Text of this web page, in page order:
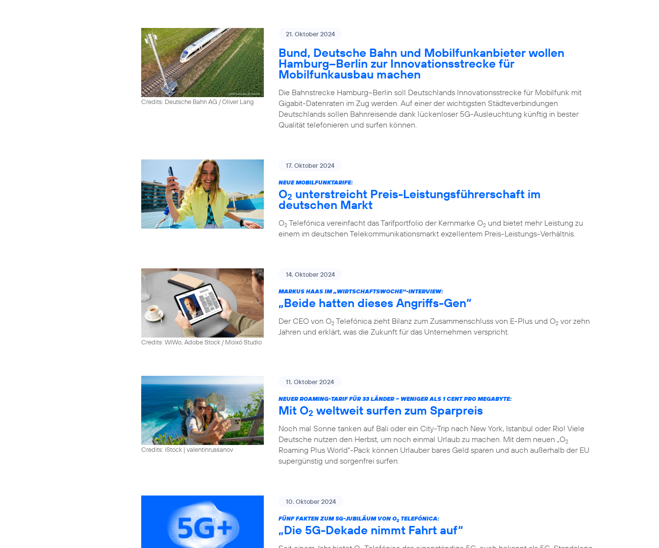
Credits: Deutsche Bahn AG / Oliver Lang
21. Oktober 2024
Bund, Deutsche Bahn und Mobilfunkanbieter wollen
Hamburg–Berlin zur Innovationsstrecke für
Mobilfunkausbau machen
Die Bahnstrecke Hamburg–Berlin soll Deutschlands Innovationsstrecke für Mobilfunk mit
Gigabit-Datenraten im Zug werden. Auf einer der wichtigsten Städteverbindungen
Deutschlands sollen Bahnreisende dank lückenloser 5G-Ausleuchtung künftig in bester
Qualität telefonieren und surfen können.
17. Oktober 2024
NEUE MOBILFUNKTARIFE:
O2 unterstreicht Preis-Leistungsführerschaft im
deutschen Markt
O2 Telefónica vereinfacht das Tarifportfolio der Kernmarke O2 und bietet mehr Leistung zu
einem im deutschen Telekommunikationsmarkt exzellentem Preis-Leistungs-Verhältnis.
Credits: WiWo, Adobe Stock / Moixó Studio
14. Oktober 2024
MARKUS HAAS IM „WIRTSCHAFTSWOCHE“-INTERVIEW:
„Beide hatten dieses Angriffs-Gen“
Der CEO von O2 Telefónica zieht Bilanz zum Zusammenschluss von E-Plus und O2 vor zehn
Jahren und erklärt, was die Zukunft für das Unternehmen verspricht.
Credits: iStock | valentinrussanov
11. Oktober 2024
NEUER ROAMING-TARIF FÜR 33 LÄNDER – WENIGER ALS 1 CENT PRO MEGABYTE:
Mit O2 weltweit surfen zum Sparpreis
Noch mal Sonne tanken auf Bali oder ein City-Trip nach New York, Istanbul oder Rio! Viele
Deutsche nutzen den Herbst, um noch einmal Urlaub zu machen. Mit dem neuen „O2
Roaming Plus World“-Pack können Urlauber bares Geld sparen und auch außerhalb der EU
supergünstig und sorgenfrei surfen.
10. Oktober 2024
FÜNF FAKTEN ZUM 5G-JUBILÄUM VON O2 TELEFÓNICA:
„Die 5G-Dekade nimmt Fahrt auf“